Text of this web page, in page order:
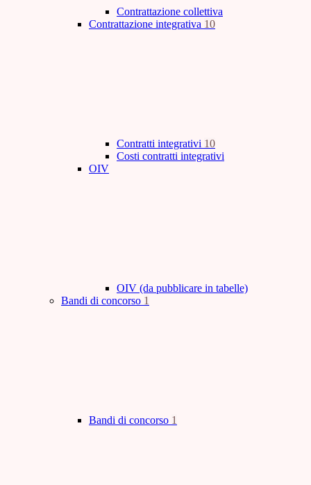
Contrattazione collettiva
Contrattazione integrativa 10
Contratti integrativi 10
Costi contratti integrativi
OIV
OIV (da pubblicare in tabelle)
Bandi di concorso 1
Bandi di concorso 1